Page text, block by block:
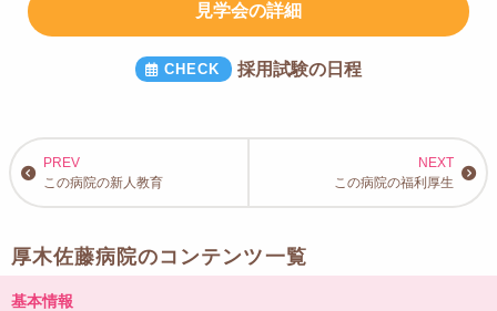
見学会の詳細
採用試験の日程
この病院の新人教育 この病院の福利厚生
厚木佐藤病院のコンテンツ一覧
基本情報